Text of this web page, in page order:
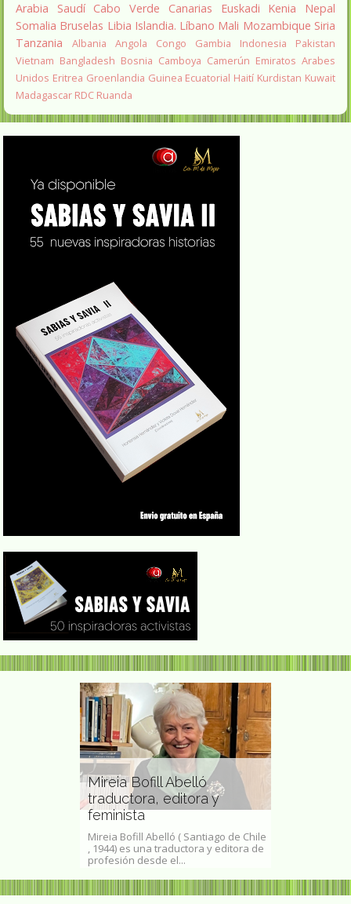
Arabia Saudí Cabo Verde Canarias Euskadi Kenia
Nepal
Somalia Bruselas Libia Islandia. Líbano Mali Mozambique Siria
Tanzania
Albania Angola Congo Gambia Indonesia
Pakistan
Vietnam Bangladesh Bosnia Camboya Camerún Emiratos Arabes
Unidos Eritrea Groenlandia Guinea Ecuatorial Haití Kurdistan Kuwait
Madagascar RDC Ruanda
Mireia Bofill Abelló
traductora, editora y
feminista
Mireia Bofill Abelló ( Santiago de Chile
, 1944) es una traductora y editora de
profesión desde el...